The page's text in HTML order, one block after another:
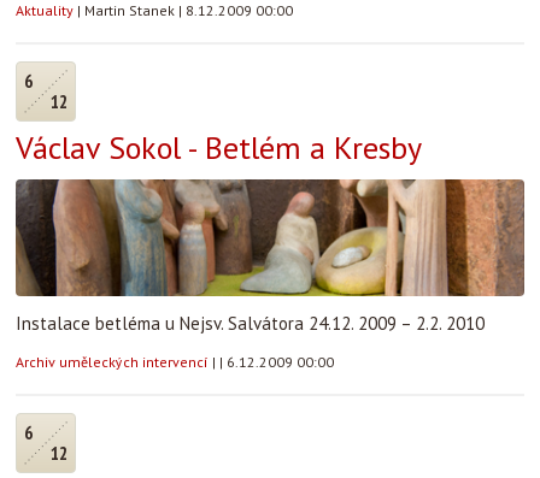
Aktuality | Martin Stanek | 8.12.2009 00:00
6
12
Václav Sokol - Betlém a Kresby
Instalace betléma u Nejsv. Salvátora 24.12. 2009 – 2.2. 2010
Archiv uměleckých intervencí | | 6.12.2009 00:00
6
12